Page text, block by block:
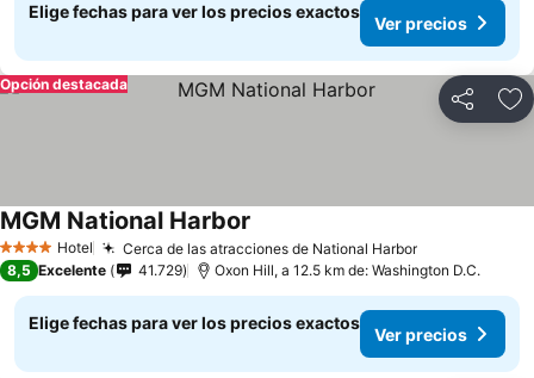
Elige fechas para ver los precios exactos
Ver precios
Compartir
Opción destacada
4 EstrellasHotel Cerca de las atracciones de National HarborVer precios
MGM National Harbor
8,5 Excelente 41.729 Oxon Hill, a 12.5 km de: Washington D.C.
Elige fechas para ver los precios exactos
Ver precios